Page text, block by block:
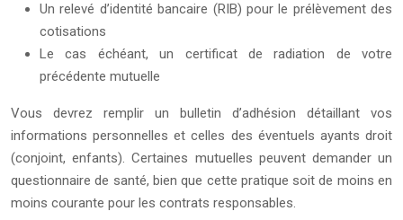
Un relevé d’identité bancaire (RIB) pour le prélèvement des
cotisations
Le cas échéant, un certificat de radiation de votre
précédente mutuelle
Vous devrez remplir un bulletin d’adhésion détaillant vos
informations personnelles et celles des éventuels ayants droit
(conjoint, enfants). Certaines mutuelles peuvent demander un
questionnaire de santé, bien que cette pratique soit de moins en
moins courante pour les contrats responsables.